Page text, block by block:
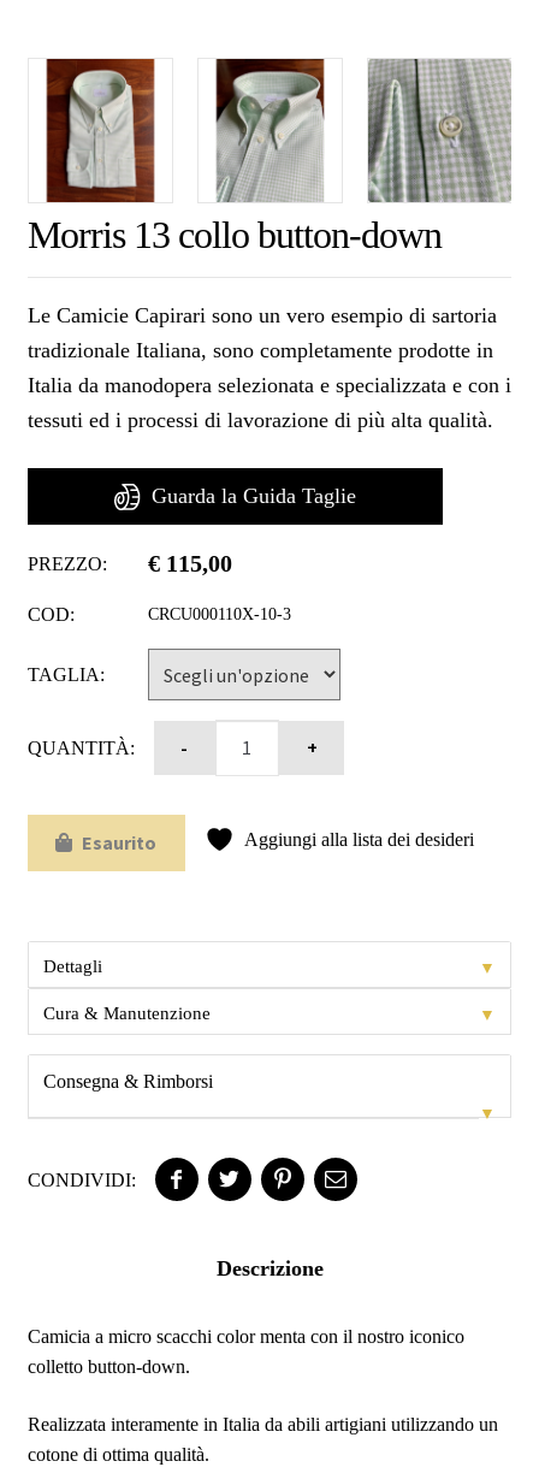
Morris 13 collo button-down
Le Camicie Capirari sono un vero esempio di sartoria
tradizionale Italiana, sono completamente prodotte in
Italia da manodopera selezionata e specializzata e con i
tessuti ed i processi di lavorazione di più alta qualità.
Guarda la Guida Taglie
PREZZO: €115,00
COD: CRCU000110X-10-3
TAGLIA:
QUANTITÀ:
Esaurito Aggiungi alla lista dei desideri
Dettagli ▼
Cura & Manutenzione ▼
Consegna & Rimborsi
▼
CONDIVIDI:
Descrizione
Camicia a micro scacchi color menta con il nostro iconico
colletto button-down.
Realizzata interamente in Italia da abili artigiani utilizzando un
cotone di ottima qualità.